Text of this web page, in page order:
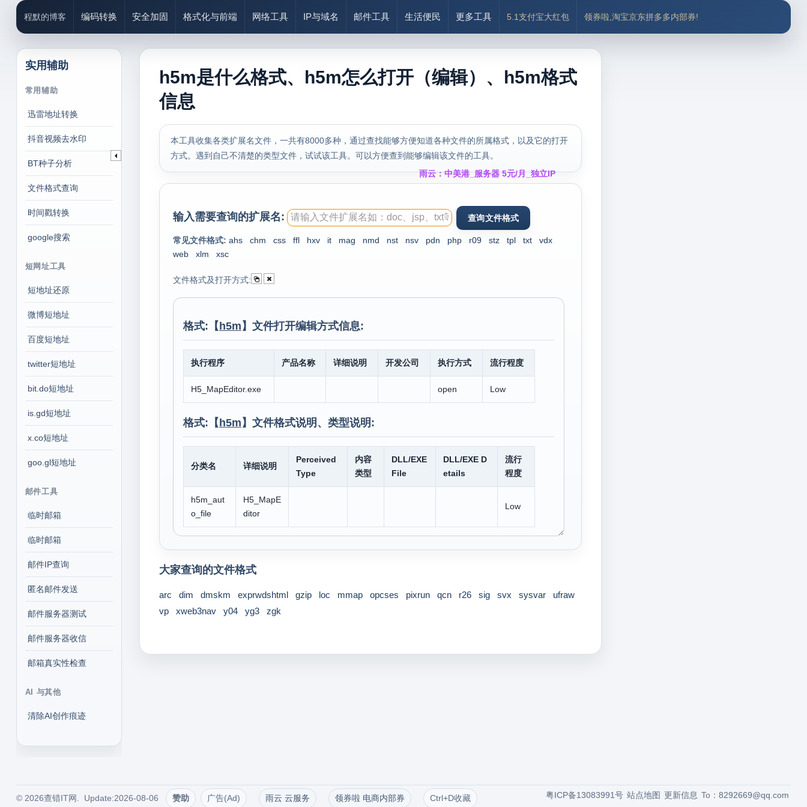
程默的博客 编码转换 安全加固 格式化与前端 网络工具 IP与域名 邮件工具 生活便民 更多工具 5.1支付宝大红包 领券啦,淘宝京东拼多多内部券!
实用辅助
常用辅助
迅雷地址转换
抖音视频去水印
BT种子分析
文件格式查询
时间戳转换
google搜索
短网址工具
短地址还原
微博短地址
百度短地址
twitter短地址
bit.do短地址
is.gd短地址
x.co短地址
goo.gl短地址
邮件工具
临时邮箱
临时邮箱
邮件IP查询
匿名邮件发送
邮件服务器测试
邮件服务器收信
邮箱真实性检查
AI 与其他
清除AI创作痕迹
h5m是什么格式、h5m怎么打开（编辑）、h5m格式
信息
本工具收集各类扩展名文件，一共有8000多种，通过查找能够方便知道各种文件的所属格式，以及它的打开
方式。遇到自己不清楚的类型文件，试试该工具。可以方便查到能够编辑该文件的工具。
雨云：中美港_服务器 5元/月_独立IP
输入需要查询的扩展名:
常见文件格式: ahs chm css ffl hxv it mag nmd nst nsv pdn php r09 stz tpl txt
vdx
web
xlm xsc
文件格式及打开方式:
格式:【 h5m 】文件打开编辑方式信息:
执行程序 产品名称 详细说明 开发公司 执行方式 流行程度
H5_MapEditor.exe open Low
格式:【 h5m 】文件格式说明、类型说明:
分类名 详细说明
Perceived
Type
内容
类型
DLL/EXE
File
DLL/EXE D
etails
流行
程度
h5m_aut
o_file
H5_MapE
ditor
Low
大家查询的文件格式
arc dim dmskm exprwdshtml gzip loc mmap opcses pixrun qcn r26 sig svx sysvar
ufraw
vp
xweb3nav y04 yg3 zgk
© 2026查错IT网. Update:2026-08-06 赞助 广告(Ad) 雨云 云服务 领券啦 电商内部券 Ctrl+D收藏 To：8292669@qq.com
更新信息
站点地图
粤ICP备13083991号